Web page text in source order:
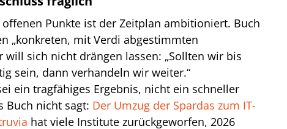
Punkte ist der Zeitplan ambitioniert. Buch
„konkreten, mit Verdi abgestimmten
will sich nicht drängen lassen: „Sollten wir bis
sein, dann verhandeln wir weiter.“
ein tragfähiges Ergebnis, nicht ein schneller
Buch nicht sagt: Der Umzug der Spardas zum IT-
hat viele Institute zurückgeworfen, 2026